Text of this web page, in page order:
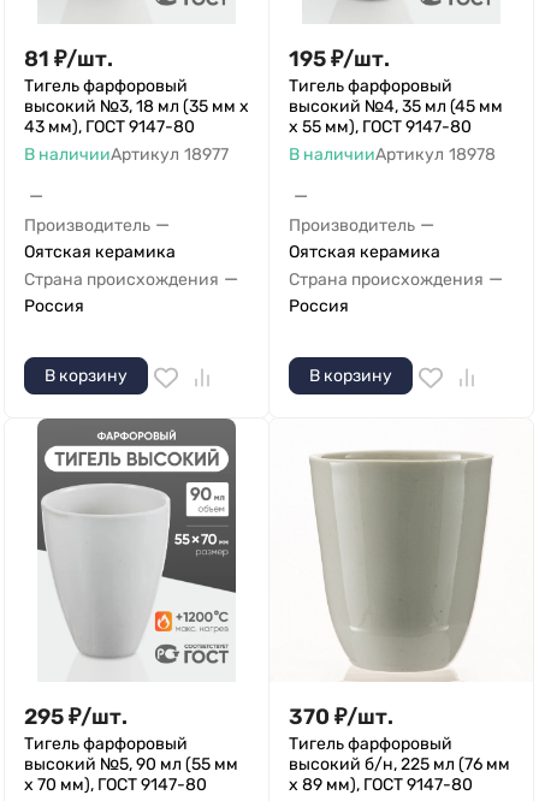
81 ₽/шт.
Тигель фарфоровый
высокий №3, 18 мл (35 мм х
43 мм), ГОСТ 9147-80
В наличииАртикул 18977
—
Производитель —
Оятская керамика
Страна происхождения —
Россия
В корзину
195₽/шт.
Тигель фарфоровый
высокий №4, 35 мл (45 мм
х 55 мм), ГОСТ 9147-80
В наличииАртикул 18978
—
Производитель —
Оятская керамика
Страна происхождения —
Россия
В корзину
295₽/шт.
Тигель фарфоровый
высокий №5, 90 мл (55 мм
х 70 мм), ГОСТ 9147-80
370 ₽/шт.
Тигель фарфоровый
высокий б/н, 225 мл (76 мм
х 89 мм), ГОСТ 9147-80